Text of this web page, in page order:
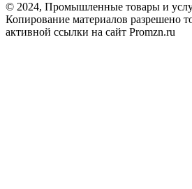
© 2024, Промышленные товары и
Копирование материалов разрешено
активной ссылки на сайт Promzn.ru